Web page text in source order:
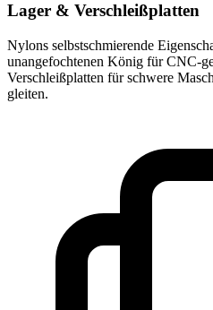
Lager & Verschleißplatten
Nylons selbstschmierende
unangefochtenen König für CNC-
Verschleißplatten für schwere
gleiten.